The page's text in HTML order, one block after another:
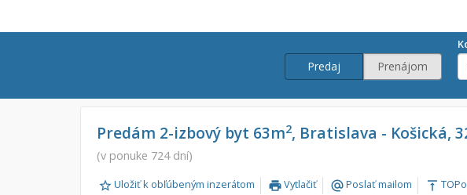
Predaj Prenájom
Predaj
Prenájom
Predám 2-izbový byt 63m2, Bratislava - Košická,
(v ponuke 724 dní)
Uložiť k obľúbeným inzerátom printVytlačiť alternate_emailPoslať mailom vertical_align_top